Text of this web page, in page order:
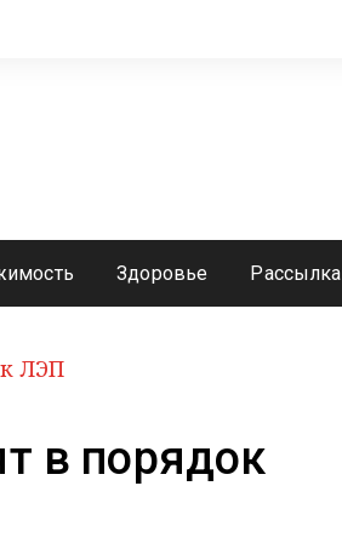
Здоровье Рассылка
ЛЭП
в порядок